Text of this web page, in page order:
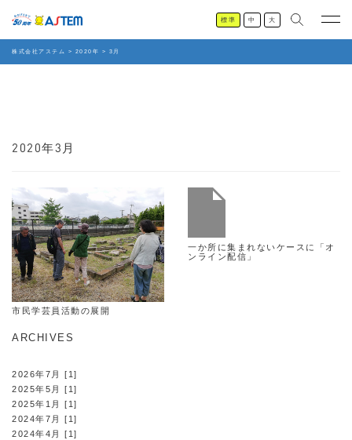
標準 中 大
株式会社アステム > 2020年 > 3月
2020年3月
市民学芸員活動の展開
一か所に集まれないケースに「オ
ンライン配信」
ARCHIVES
2026年7月 [1]
2025年5月 [1]
2025年1月 [1]
2024年7月 [1]
2024年4月 [1]